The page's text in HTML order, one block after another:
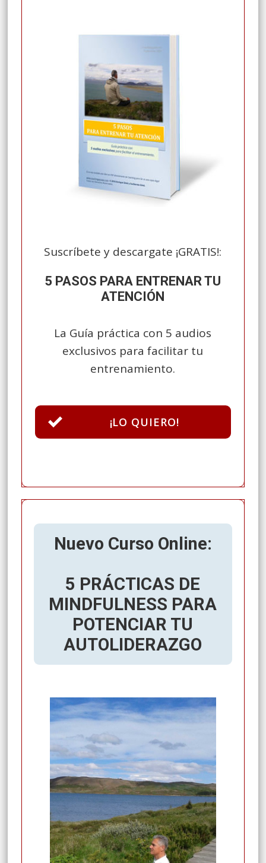
Suscríbete y descargate ¡GRATIS!:
5 PASOS PARA ENTRENAR TU
ATENCIÓN
La Guía práctica con 5 audios
exclusivos para facilitar tu
entrenamiento.
¡LO QUIERO!
Nuevo Curso Online:
5 PRÁCTICAS DE
MINDFULNESS PARA
POTENCIAR TU
AUTOLIDERAZGO